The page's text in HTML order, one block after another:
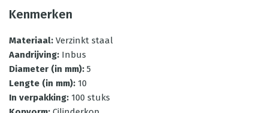
Kenmerken
Materiaal: Verzinkt staal
Aandrijving: Inbus
Diameter (in mm): 5
Lengte (in mm): 10
In verpakking: 100 stuks